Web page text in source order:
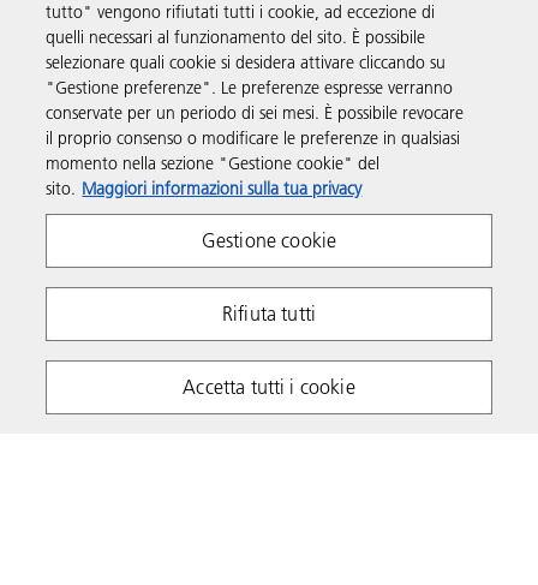
Prodotti e servizi
Supporto
Link utili
Seguici sui social
tutto" vengono rifiutati tutti i cookie, ad eccezione di
quelli necessari al funzionamento del sito. È possibile
selezionare quali cookie si desidera attivare cliccando su
"Gestione preferenze". Le preferenze espresse verranno
conservate per un periodo di sei mesi. È possibile revocare
il proprio consenso o modificare le preferenze in qualsiasi
momento nella sezione "Gestione cookie" del
sito. Maggiori informazioni sulla tua privacy
Gestione cookie
Rifiuta tutti
Accetta tutti i cookie